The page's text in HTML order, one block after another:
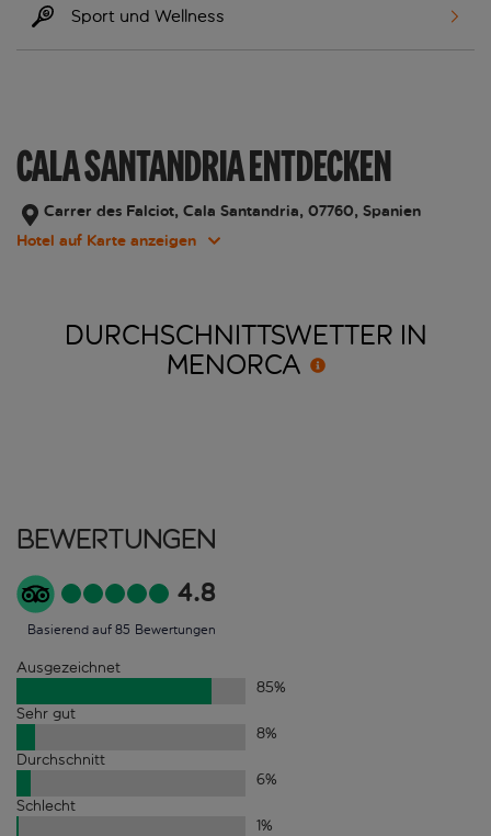
Sport und Wellness
CALA SANTANDRIA ENTDECKEN
Carrer des Falciot, Cala Santandria, 07760, Spanien
Hotel auf Karte anzeigen
DURCHSCHNITTSWETTER IN
MENORCA
Bewertungen
4.8
Basierend auf 85 Bewertungen
Ausgezeichnet
85%
Sehr gut
8%
Durchschnitt
6%
Schlecht
1%